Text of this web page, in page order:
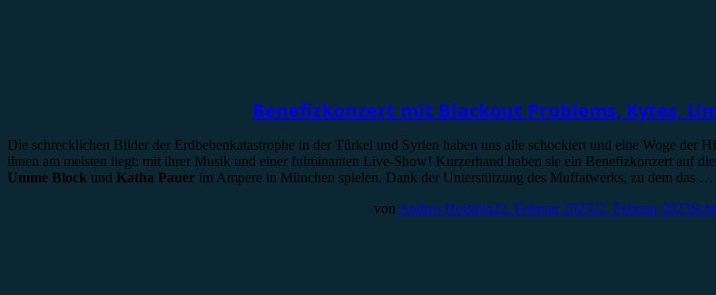
Benefizkonzert mit Blackout Problems, Kytes,
Die schrecklichen Bilder der Erdbebenkatastrophe in der Türkei und Syrien haben uns alle schockiert und eine Woge der
ihnen am meisten liegt: mit ihrer Musik und einer fulminanten Live-Show! Kurzerhand haben sie ein Benefizkonzert auf
Umme Block und Katha Pauer im Ampere in München spielen. Dank der Unterstützung des Muffatwerks, zu dem das …
von Andrea Holstein22. Februar 202322. Februar 2023